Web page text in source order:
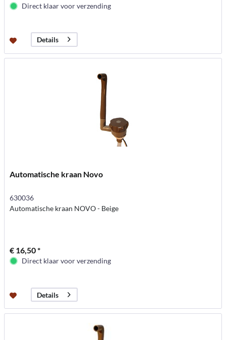
Direct klaar voor verzending
Details
Automatische kraan Novo
630036
Automatische kraan NOVO - Beige
€ 16,50 *
Direct klaar voor verzending
Details